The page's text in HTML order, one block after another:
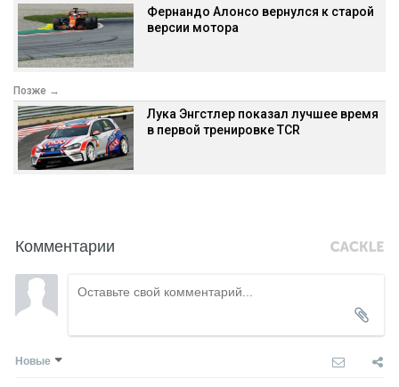
Фернандо Алонсо вернулся к старой
версии мотора
Позже →
Лука Энгстлер показал лучшее время
в первой тренировке TCR
Комментарии
Новые